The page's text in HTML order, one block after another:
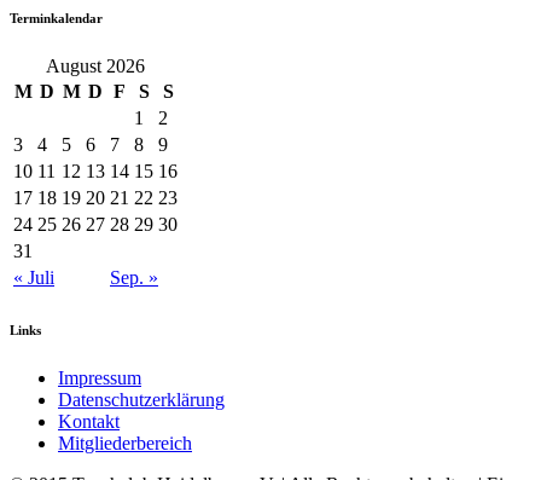
Terminkalendar
August 2026
M D M D F S
S
1
2
3
4 5 6 7 8
9
10 11 12 13 14 15 16
17 18 19 20 21 22 23
24 25 26 27 28 29 30
31
« Juli
Sep. »
Links
Impressum
Datenschutzerklärung
Kontakt
Mitgliederbereich